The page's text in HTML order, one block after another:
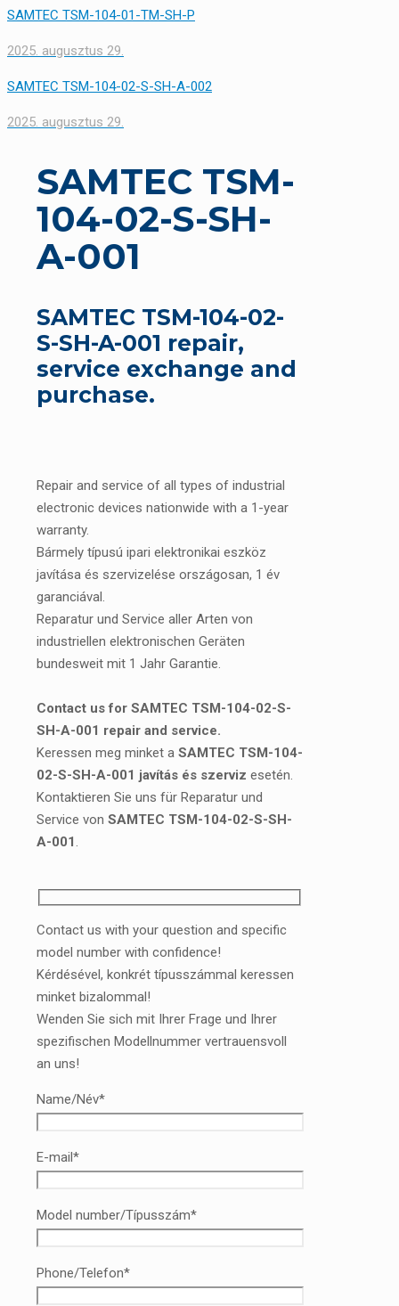
SAMTEC TSM-104-01-TM-SH-P
2025. augusztus 29.
SAMTEC TSM-104-02-S-SH-A-002
2025. augusztus 29.
SAMTEC TSM-
104-02-S-SH-
A-001
SAMTEC TSM-104-02-
S-SH-A-001 repair,
service exchange and
purchase.
Repair and service of all types of industrial
electronic devices nationwide with a 1-year
warranty.
Bármely típusú ipari elektronikai eszköz
javítása és szervizelése országosan, 1 év
garanciával.
Reparatur und Service aller Arten von
industriellen elektronischen Geräten
bundesweit mit 1 Jahr Garantie.
Contact us for SAMTEC TSM-104-02-S-
SH-A-001 repair and service.
Keressen meg minket a SAMTEC TSM-104-
02-S-SH-A-001 javítás és szerviz esetén.
Kontaktieren Sie uns für Reparatur und
Service von SAMTEC TSM-104-02-S-SH-
A-001 .
Contact us with your question and specific
model number with confidence!
Kérdésével, konkrét típusszámmal keressen
minket bizalommal!
Wenden Sie sich mit Ihrer Frage und Ihrer
spezifischen Modellnummer vertrauensvoll
an uns!
Name/Név*
E-mail*
Model number/Típusszám*
Phone/Telefon*